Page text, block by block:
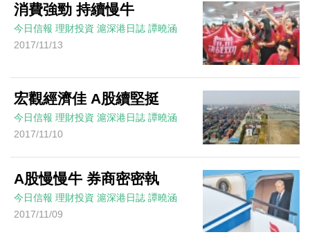
消費強勁 持續慢牛
今日信報 理財投資 滬深港日誌 譚曉涵
2017/11/13
宏觀經濟佳 A股續堅挺
今日信報 理財投資 滬深港日誌 譚曉涵
2017/11/10
A股慢慢牛 券商密密執
今日信報 理財投資 滬深港日誌 譚曉涵
2017/11/09